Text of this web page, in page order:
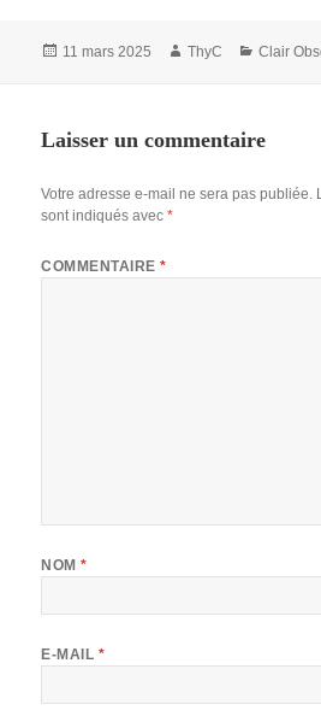
Publié
11 mars 2025 Auteur
ThyC Clair
Laisser un commentaire
Votre adresse e-mail ne sera pas publiée.
sont indiqués avec*
COMMENTAIRE*
NOM*
E-MAIL *